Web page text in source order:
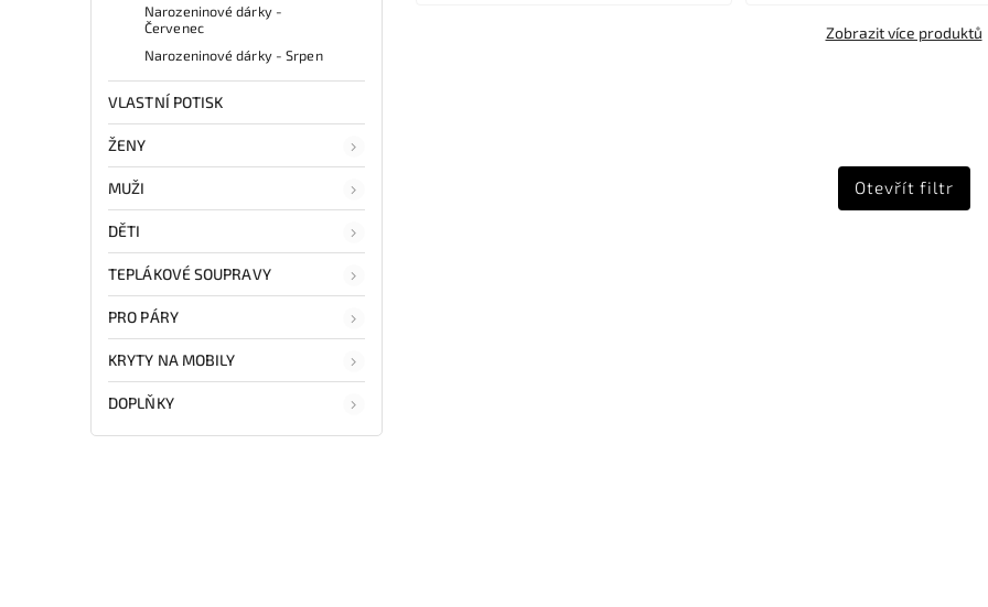
Narozeninové dárky -
Červenec
Narozeninové dárky - Srpen
VLASTNÍ POTISK
ŽENY
MUŽI
DĚTI
TEPLÁKOVÉ SOUPRAVY
PRO PÁRY
KRYTY NA MOBILY
DOPLŇKY
Zobrazit více produktů
Otevřít filtr